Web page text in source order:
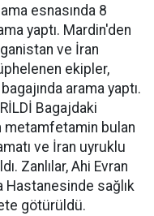
esnasında 8
yaptı. Mardin'den
ve İran
ekipler,
arama yaptı.
Bagajdaki
metamfetamin bulan
ve İran uyruklu
Zanlılar, Ahi Evran
Hastanesinde sağlık
götürüldü.